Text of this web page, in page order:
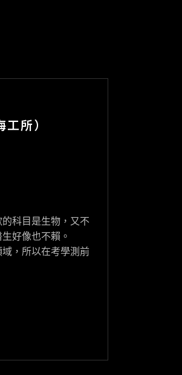
所）
科目是生物，又不
好像也不賴。
，所以在考學測前